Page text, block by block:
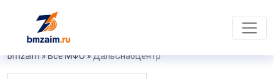
bmzaim»Все МФО»ДальСнабЦентр